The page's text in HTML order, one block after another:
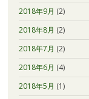
2018年9月 (2)
2018年8月 (2)
2018年7月 (2)
2018年6月 (4)
2018年5月 (1)